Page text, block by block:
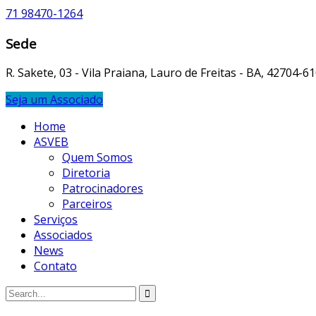
71 98470-1264
Sede
R. Sakete, 03 - Vila Praiana, Lauro de Freitas - BA, 42704-
Seja um Associado
Home
ASVEB
Quem Somos
Diretoria
Patrocinadores
Parceiros
Serviços
Associados
News
Contato